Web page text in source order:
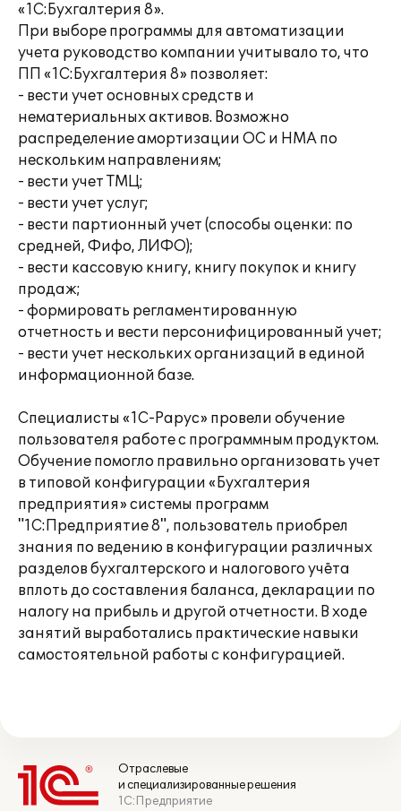
«1С:Бухгалтерия 8».
При выборе программы для автоматизации
учета руководство компании учитывало то, что
ПП «1С:Бухгалтерия 8» позволяет:
- вести учет основных средств и
нематериальных активов. Возможно
распределение амортизации ОС и НМА по
нескольким направлениям;
- вести учет ТМЦ;
- вести учет услуг;
- вести партионный учет (способы оценки: по
средней, Фифо, ЛИФО);
- вести кассовую книгу, книгу покупок и книгу
продаж;
- формировать регламентированную
отчетность и вести персонифицированный учет;
- вести учет нескольких организаций в единой
информационной базе.
Специалисты «1С-Рарус» провели обучение
пользователя работе с программным продуктом.
Обучение помогло правильно организовать учет
в типовой конфигурации «Бухгалтерия
предприятия» системы программ
"1С:Предприятие 8", пользователь приобрел
знания по ведению в конфигурации различных
разделов бухгалтерского и налогового учёта
вплоть до составления баланса, декларации по
налогу на прибыль и другой отчетности. В ходе
занятий выработались практические навыки
самостоятельной работы с конфигурацией.
Отраслевые
и специализированные решения
1С:Предприятие